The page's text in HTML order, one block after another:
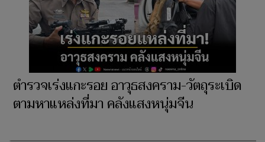
ตำรวจเร่งแกะรอย อาวุธสงคราม-วัตถุระเบิด
ตามหาแหล่งที่มา คลังแสงหนุ่มจีน